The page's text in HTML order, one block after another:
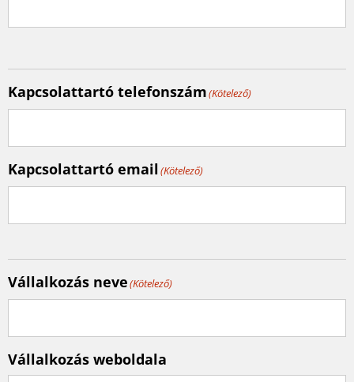
Kapcsolattartó telefonszám(Kötelező)
Kapcsolattartó email (Kötelező)
Vállalkozás neve(Kötelező)
Vállalkozás weboldala